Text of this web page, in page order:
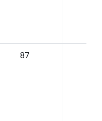
87